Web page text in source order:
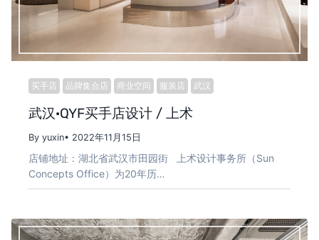
买手店 品牌集合店 商业空间 服装店 武汉
武汉·QYF买手店设计 / 上术
By yuxin• 2022年11月15日
店铺地址：湖北省武汉市田园街 上术设计事务所（Sun
Concepts Office）为20年历…